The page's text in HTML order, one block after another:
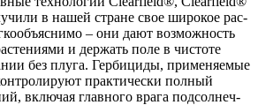
в нашей стране свое широ­кое рас­
– они дают воз­мож­ность
и дер­жать поле в чисто­те
без плу­га. Гер­би­ци­ды, при­ме­ня­е­мые
прак­ти­че­ски пол­ный
вклю­чая глав­но­го вра­га под­сол­неч­